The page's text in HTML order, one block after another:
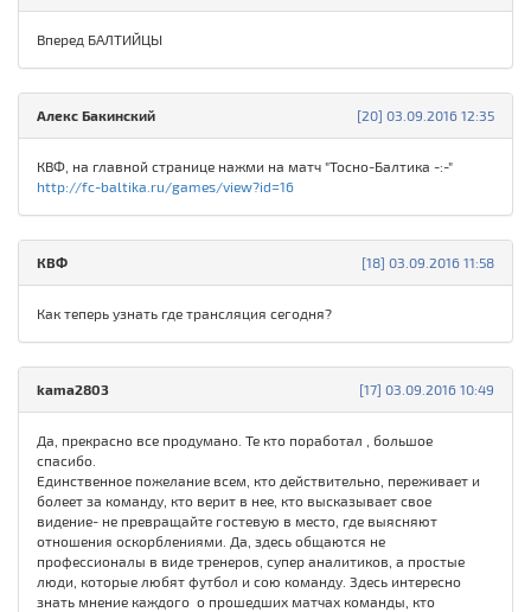
Вперед БАЛТИЙЦЫ
[20] 03.09.2016 12:35
Алекс Бакинский
КВФ, на главной странице нажми на матч "Тосно-Балтика -:-"
http://fc-baltika.ru/games/view?id=16
[18] 03.09.2016 11:58
КВФ
Как теперь узнать где трансляция сегодня?
[17] 03.09.2016 10:49
kama2803
Да, прекрасно все продумано. Те кто поработал , большое
спасибо.
Единственное пожелание всем, кто действительно, переживает и
болеет за команду, кто верит в нее, кто высказывает свое
видение- не превращайте гостевую в место, где выясняют
отношения оскорблениями. Да, здесь общаются не
профессионалы в виде тренеров, супер аналитиков, а простые
люди, которые любят футбол и сою команду. Здесь интересно
знать мнение каждого о прошедших матчах команды, кто